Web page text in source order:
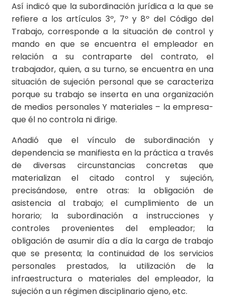
Así indicó que la subordinación jurídica a la que se
refiere a los artículos 3º, 7º y 8º del Código del
Trabajo, corresponde a la situación de control y
mando en que se encuentra el empleador en
relación a su contraparte del contrato, el
trabajador, quien, a su turno, se encuentra en una
situación de sujeción personal que se caracteriza
porque su trabajo se inserta en una organización
de medios personales Y materiales – la empresa-
que él no controla ni dirige.
Añadió que el vínculo de subordinación y
dependencia se manifiesta en la práctica a través
de diversas circunstancias concretas que
materializan el citado control y sujeción,
precisándose, entre otras: la obligación de
asistencia al trabajo; el cumplimiento de un
horario; la subordinación a instrucciones y
controles provenientes del empleador; la
obligación de asumir día a día la carga de trabajo
que se presenta; la continuidad de los servicios
personales prestados, la utilización de la
infraestructura o materiales del empleador, la
sujeción a un régimen disciplinario ajeno, etc.